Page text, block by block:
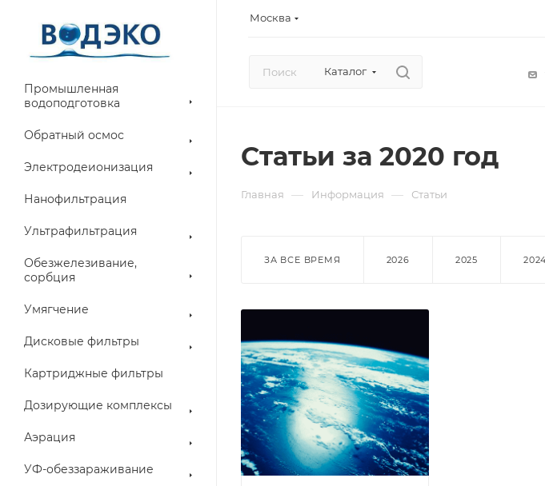
Москва
Каталог
Промышленная
водоподготовка
Обратный осмос
Электродеионизация
Нанофильтрация
Ультрафильтрация
Обезжелезивание,
сорбция
Умягчение
Дисковые фильтры
Картриджные фильтры
Дозирующие комплексы
Аэрация
УФ-обеззараживание
Статьи за 2020 год
Главная — Информация — Статьи
ЗА ВСЕ ВРЕМЯ 2026 2025 2024